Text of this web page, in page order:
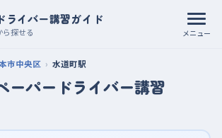
ライバー講習ガイド
探せる メニュー
市中央区 水道町駅
ーパードライバー講習